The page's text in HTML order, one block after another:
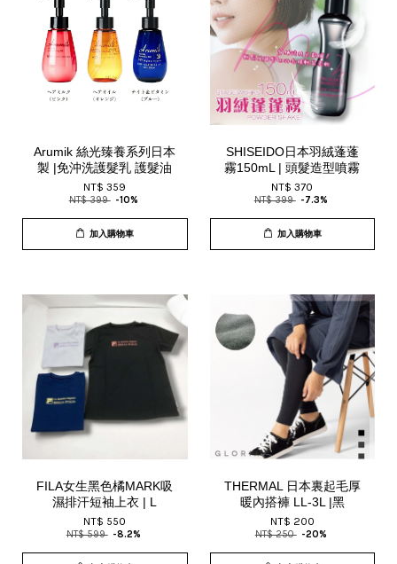
Arumik 絲光臻養系列日本
製 |免沖洗護髮乳 護髮油
NT$ 359
NT$ 399 -10%
加入購物車
SHISEIDO日本羽絨蓬蓬
霧150mL | 頭髮造型噴霧
NT$ 370
NT$ 399 -7.3%
加入購物車
FILA女生黑色橘MARK吸
濕排汗短袖上衣 | L
NT$ 550
NT$ 599 -8.2%
THERMAL 日本裏起毛厚
暖內搭褲 LL-3L |黑
NT$ 200
NT$ 250 -20%